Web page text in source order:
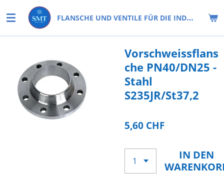
Hauptinhalt
springen
FLANSCHE UND VENTILE FÜR DIE INDUSTRIE
Vorschweissflans
che PN40/DN25 -
Stahl
S235JR/St37,2
5,60 CHF
IN DEN